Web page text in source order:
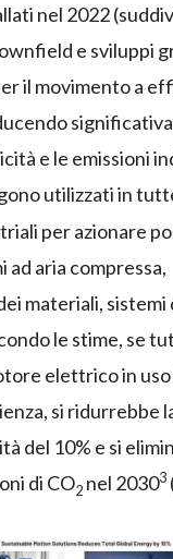
nel 2022
e sviluppi
il movimento a
e le emissioni
utilizzati in
per azionare
aria compressa,
materiali,
le stime, se
elettrico in
si ridurrebbe
del 10% e si
di CO2 nel 20303